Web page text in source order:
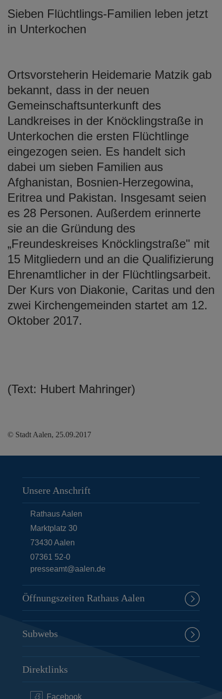
Sieben Flüchtlings-Familien leben jetzt
in Unterkochen
Ortsvorsteherin Heidemarie Matzik gab
bekannt, dass in der neuen
Gemeinschaftsunterkunft des
Landkreises in der Knöcklingstraße in
Unterkochen die ersten Flüchtlinge
eingezogen seien. Es handelt sich
dabei um sieben Familien aus
Afghanistan, Bosnien-Herzegowina,
Eritrea und Pakistan. Insgesamt seien
es 28 Personen. Außerdem erinnerte
sie an die Gründung des
„Freundeskreises Knöcklingstraße" mit
15 Mitgliedern und an die Qualifizierung
Ehrenamtlicher in der Flüchtlingsarbeit.
Der Kurs von Diakonie, Caritas und den
zwei Kirchengemeinden startet am 12.
Oktober 2017.
(Text: Hubert Mahringer)
© Stadt Aalen, 25.09.2017
Unsere Anschrift
Rathaus Aalen
Marktplatz 30
73430Aalen
07361 52-0
presseamt@aalen.de
Öffnungszeiten Rathaus Aalen
Subwebs
Direktlinks
Facebook